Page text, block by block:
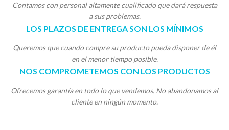
Contamos con personal altamente cualificado que dará respuesta
a sus problemas.
LOS PLAZOS DE ENTREGA SON LOS MÍNIMOS
Queremos que cuando compre su producto pueda disponer de él
en el menor tiempo posible.
NOS COMPROMETEMOS CON LOS PRODUCTOS
Ofrecemos garantía en todo lo que vendemos. No abandonamos al
cliente en ningún momento.